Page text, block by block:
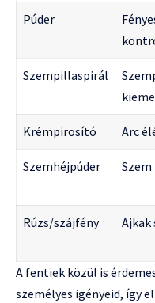
Púder
Szempillaspirál
Krémpirosító Arc
Szemhéjpúder
Rúzs/szájfény Ajkak
A fentiek közül is
személyes igényeid, így